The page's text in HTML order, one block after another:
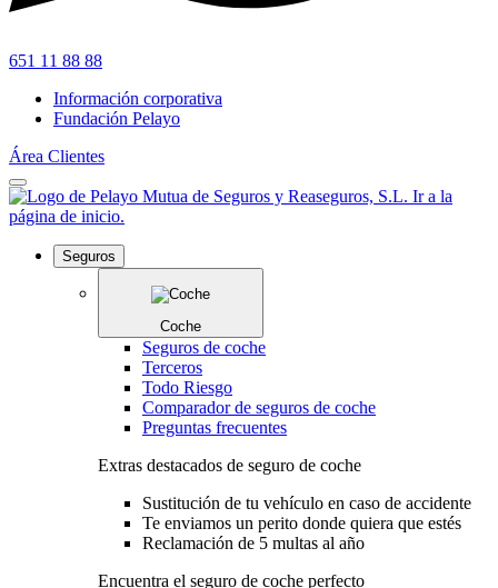
651 11 88 88
Información corporativa
Fundación Pelayo
Área Clientes
Seguros
Coche
Seguros de coche
Terceros
Todo Riesgo
Comparador de seguros de coche
Preguntas frecuentes
Extras destacados de seguro de coche
Sustitución de tu vehículo en caso de accidente
Te enviamos un perito donde quiera que estés
Reclamación de 5 multas al año
Encuentra el seguro de coche perfecto